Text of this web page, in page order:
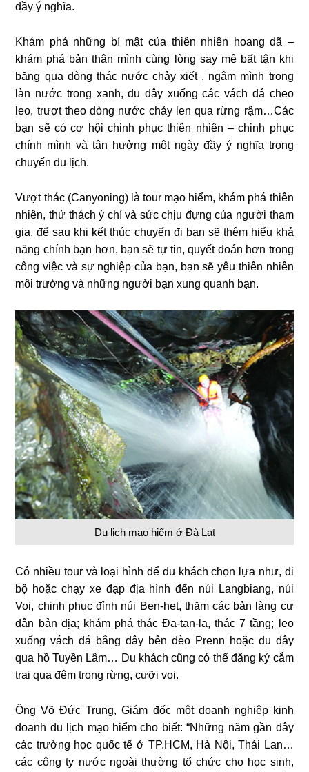
đầy ý nghĩa.
Khám phá những bí mật của thiên nhiên hoang dã –
khám phá bản thân mình cùng lòng say mê bất tận khi
băng qua dòng thác nước chảy xiết , ngâm mình trong
làn nước trong xanh, đu dây xuống các vách đá cheo
leo, trượt theo dòng nước chảy len qua rừng rậm…Các
bạn sẽ có cơ hội chinh phục thiên nhiên – chinh phục
chính mình và tận hưởng một ngày đầy ý nghĩa trong
chuyến du lịch.
Vượt thác (Canyoning) là tour mạo hiểm, khám phá thiên
nhiên, thử thách ý chí và sức chịu đựng của người tham
gia, để sau khi kết thúc chuyến đi bạn sẽ thêm hiểu khả
năng chính bạn hơn, bạn sẽ tự tin, quyết đoán hơn trong
công việc và sự nghiệp của bạn, bạn sẽ yêu thiên nhiên
môi trường và những người bạn xung quanh bạn.
Du lịch mạo hiểm ở Đà Lạt
Có nhiều tour và loại hình để du khách chọn lựa như, đi
bộ hoặc chạy xe đạp địa hình đến núi Langbiang, núi
Voi, chinh phục đỉnh núi Ben-het, thăm các bản làng cư
dân bản địa; khám phá thác Đa-tan-la, thác 7 tầng; leo
xuống vách đá bằng dây bên đèo Prenn hoặc đu dây
qua hồ Tuyền Lâm… Du khách cũng có thể đăng ký cắm
trại qua đêm trong rừng, cưỡi voi.
Ông Võ Đức Trung, Giám đốc một doanh nghiệp kinh
doanh du lịch mạo hiểm cho biết: “Những năm gần đây
các trường học quốc tế ở TP.HCM, Hà Nội, Thái Lan…
các công ty nước ngoài thường tổ chức cho học sinh,